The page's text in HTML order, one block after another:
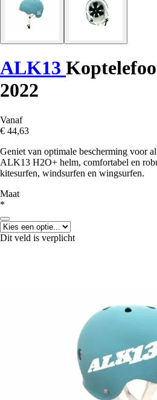
ALK13
2022
Vanaf
€ 44,63
Geniet van optimale bescherming voor
ALK13 H2O+ helm, comfortabel en
kitesurfen, windsurfen en wingsurfen.
Maat
*
Dit veld is verplicht